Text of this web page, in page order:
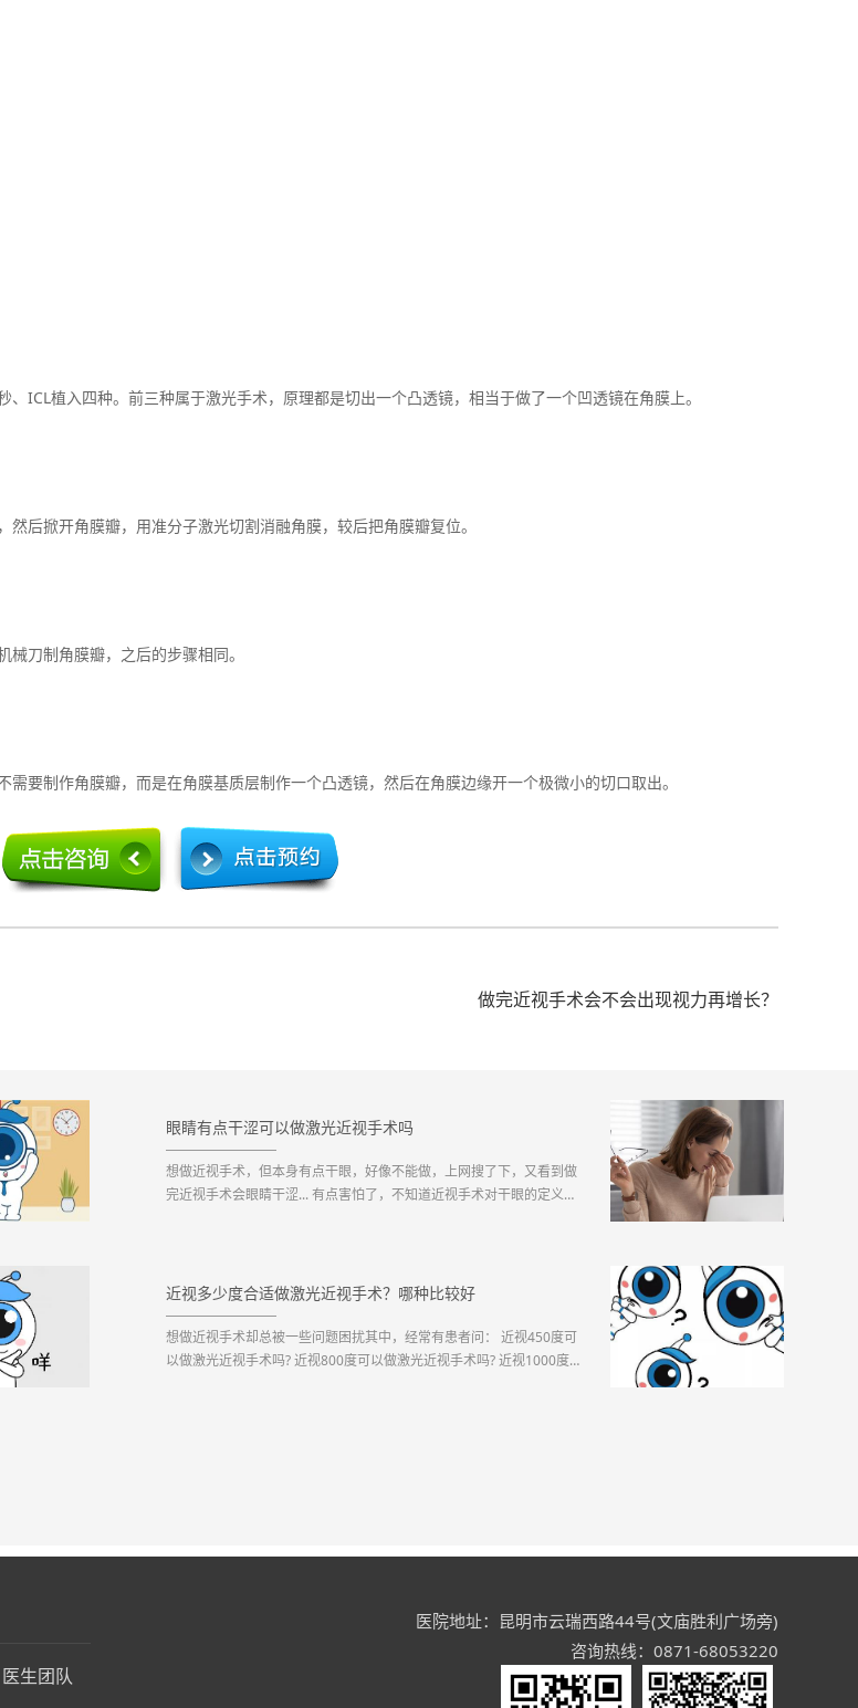
植入四种。前三种属于激光手术，原理都是切出一个凸透镜，相当于做了一个凹透镜在角膜上。
掀开角膜瓣，用准分子激光切割消融角膜，较后把角膜瓣复位。
刀制角膜瓣，之后的步骤相同。
制作角膜瓣，而是在角膜基质层制作一个凸透镜，然后在角膜边缘开一个极微小的切口取出。
做完近视手术会不会出现视力再增长？
眼睛有点干涩可以做激光近视手术吗
想做近视手术，但本身有点干眼，好像不能做，上网搜了下，又看到做
完近视手术会眼睛干涩... 有点害怕了，不知道近视手术对干眼的定义是
近视多少度合适做激光近视手术？哪种比较好
想做近视手术却总被一些问题困扰其中，经常有患者问： 近视450度可
以做激光近视手术吗? 近视800度可以做激光近视手术吗? 近视1000度可
医生团队
医院地址：昆明市云瑞西路44号(文庙胜利广场旁)
咨询热线：0871-68053220